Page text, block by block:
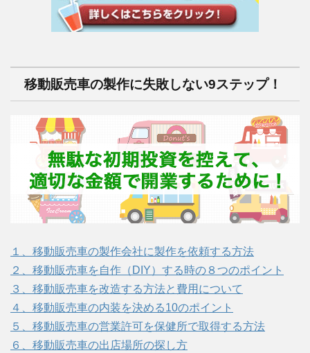
移動販売車の製作に失敗しない9ステップ！
１、移動販売車の製作会社に製作を依頼する方法
２、移動販売車を自作（DIY）する時の８つのポイント
３、移動販売車を改造する方法と費用について
４、移動販売車の内装を決める10のポイント
５、移動販売車の営業許可を保健所で取得する方法
６、移動販売車の出店場所の探し方